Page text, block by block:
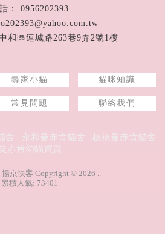
0956202393
和區連城路263巷9弄2號1樓
尋家小貓 貓咪知識
常見問題 聯絡我們
舍 永和曼赤肯貓舍
板橋曼赤肯貓舍
曼赤肯幼貓買賣
揚京快客 Copyright © 2026 ..
累積人氣: 73401